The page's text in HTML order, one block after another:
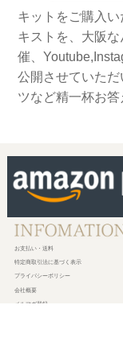
キットをご購入
キストを、大阪
催、
公開させていた
ツなど精一杯お答
お支払い・送料
特定商取引法に基づく表示
プライバシーポリシー
会社概要
メルマガ登録